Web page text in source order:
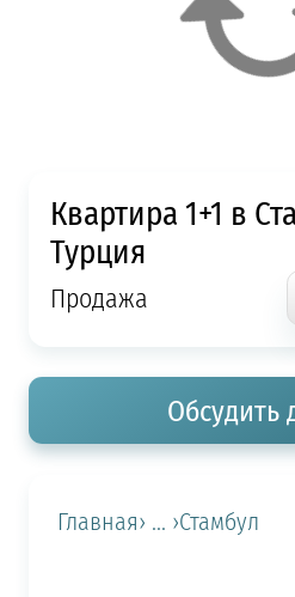
Квартира 1+1 в
Турция
Продажа
Обсудить
Главная› ... ›Стамбул